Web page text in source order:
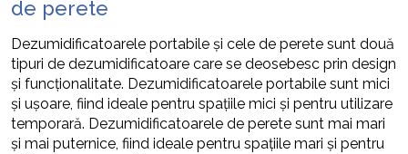
de perete
Dezumidificatoarele portabile și cele de perete sunt două
tipuri de dezumidificatoare care se deosebesc prin design
și funcționalitate. Dezumidificatoarele portabile sunt mici
și ușoare, fiind ideale pentru spațiile mici și pentru utilizare
temporară. Dezumidificatoarele de perete sunt mai mari
și mai puternice, fiind ideale pentru spațiile mari și pentru